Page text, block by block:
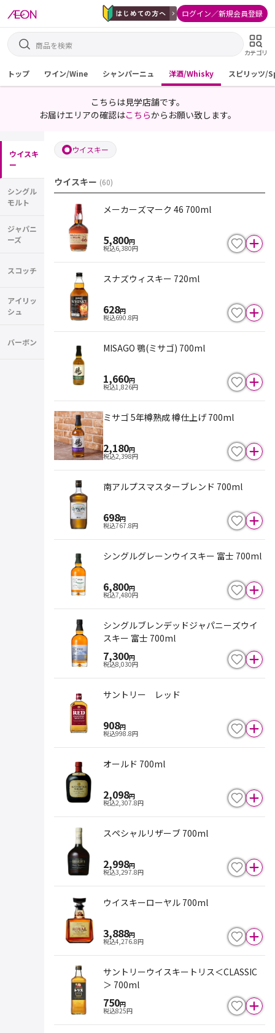
ログイン／新規会員登録
カテゴリ
トップ ワイン/Wine シャンパーニュ 洋酒/Whisky スピリッツ/
こちらは見学店舗です。
お届けエリアの確認はこちらからお願い致します。
ウイスキ
ー
シングル
モルト
ジャパニ
ーズ
スコッチ
アイリッ
シュ
バーボン
ウイスキー
ウイスキー (60)
メーカーズマーク 46 700ml
5,800円
税込6,380円
スナズウィスキー 720ml
628円
税込690.8円
MISAGO 鶚(ミサゴ) 700ml
1,660円
税込1,826円
ミサゴ 5年樽熟成 樽仕上げ 700ml
2,180円
税込2,398円
南アルプスマスターブレンド 700ml
698円
税込767.8円
シングルグレーンウイスキー 富士 700ml
6,800円
税込7,480円
シングルブレンデッドジャパニーズウイ
スキー 富士 700ml
7,300円
税込8,030円
サントリー レッド
908円
税込998.8円
オールド 700ml
2,098円
税込2,307.8円
スペシャルリザーブ 700ml
2,998円
税込3,297.8円
ウイスキーローヤル 700ml
3,888円
税込4,276.8円
サントリーウイスキートリス＜CLASSIC
＞ 700ml
750円
税込825円